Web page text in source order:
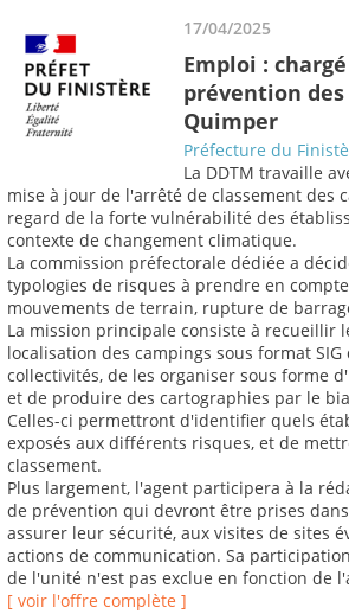
17/04/2025
Emploi :
prévention des
Quimper
Préfecture du
La DDTM travaille
mise à jour de l'arrêté de classement des
regard de la forte vulnérabilité des
contexte de changement climatique.
La commission préfectorale dédiée a
typologies de risques à prendre en
mouvements de terrain, rupture de
La mission principale consiste à recueillir
localisation des campings sous format
collectivités, de les organiser sous forme
et de produire des cartographies par le
Celles-ci permettront d'identifier quels
exposés aux différents risques, et de
classement.
Plus largement, l'agent participera à la
de prévention qui devront être prises
assurer leur sécurité, aux visites de sites
actions de communication. Sa
de l'unité n'est pas exclue en fonction de
[ voir l'offre complète ]